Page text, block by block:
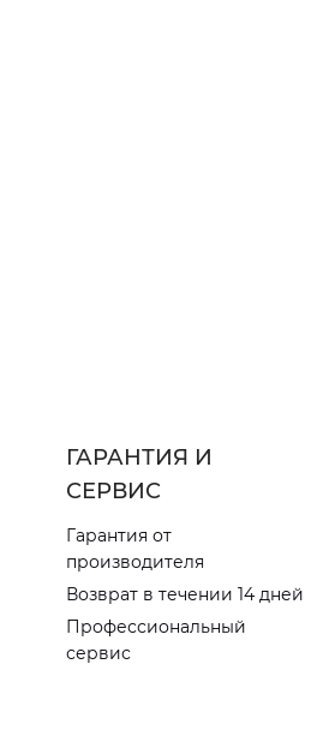
ГАРАНТИЯ И
СЕРВИС
Гарантия от
производителя
Возврат в течении 14 дней
Профессиональный
сервис